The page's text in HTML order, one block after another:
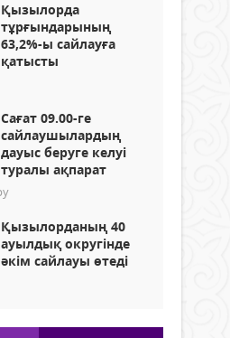
Қызылорда
тұрғындарының
63,2%-ы сайлауға
қатысты
Сағат 09.00-ге
сайлаушылардың
дауыс беруге келуі
туралы ақпарат
Қызылорданың 40
ауылдық округінде
әкім сайлауы өтеді